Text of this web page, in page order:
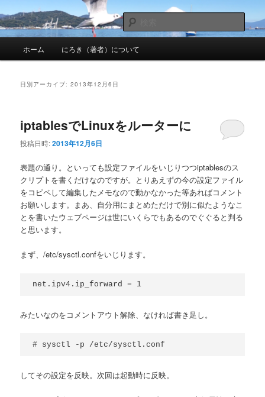
イ
ン
ブ
コ
にろきのメモ帳
nhirokinet's notes
索
ホーム にろき（著者）について
日別アーカイブ:2013年12月6日
iptablesでLinuxをルーターに
投稿日時:2013年12月6日
表題の通り。といっても設定ファイルをいじりつつiptablesのス
クリプトを書くだけなのですが。とりあえずの今の設定ファイル
をコピペして編集したメモなので動かなかった等あればコメント
お願いします。まあ、自分用にまとめただけで別に似たようなこ
とを書いたウェブページは世にいくらでもあるのでぐぐると判る
と思います。
まず、/etc/sysctl.confをいじります。
net.ipv4.ip_forward = 1
みたいなのをコメントアウト解除、なければ書き足し。
# sysctl -p /etc/sysctl.conf
してその設定を反映。次回は起動時に反映。